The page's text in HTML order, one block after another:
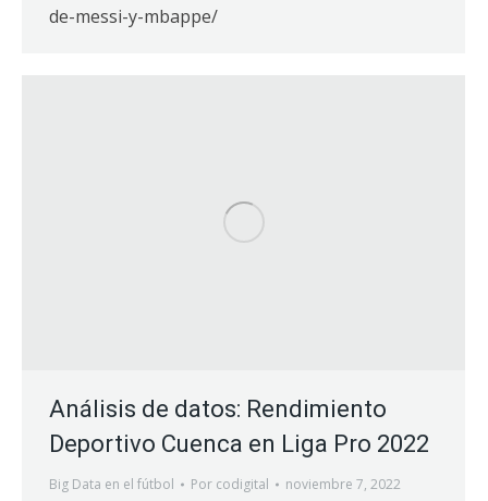
de-messi-y-mbappe/
Análisis de datos: Rendimiento
Deportivo Cuenca en Liga Pro 2022
Big Data en el fútbol Por codigital noviembre 7, 2022